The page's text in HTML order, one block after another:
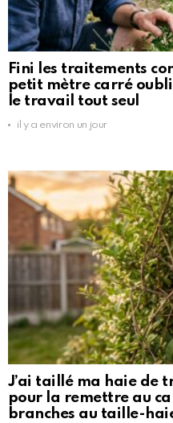
Fini les traitements
petit mètre carré
le travail tout seul
il y a environ un jour
J’ai taillé ma haie de
pour la remettre au
branches au taille-